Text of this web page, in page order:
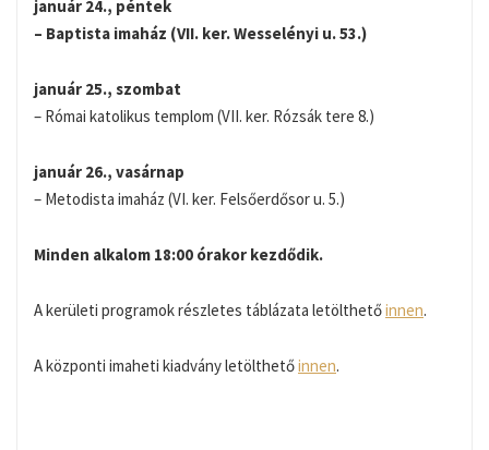
január 24., péntek
– Baptista imaház (VII. ker. Wesselényi u. 53.)
január 25., szombat
– Római katolikus templom (VII. ker. Rózsák tere 8.)
január 26., vasárnap
– Metodista imaház (VI. ker. Felsőerdősor u. 5.)
Minden alkalom 18:00 órakor kezdődik.
A kerületi programok részletes táblázata letölthetőinnen.
A központi imaheti kiadvány letölthetőinnen.